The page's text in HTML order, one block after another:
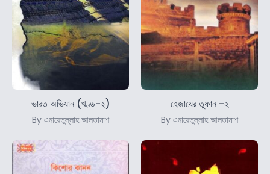
ভারত অভিযান (খণ্ড-২)
By এনায়েতুল্লাহ আলতামাশ
হেজাযের তুফান -২
By এনায়েতুল্লাহ আলতামাশ